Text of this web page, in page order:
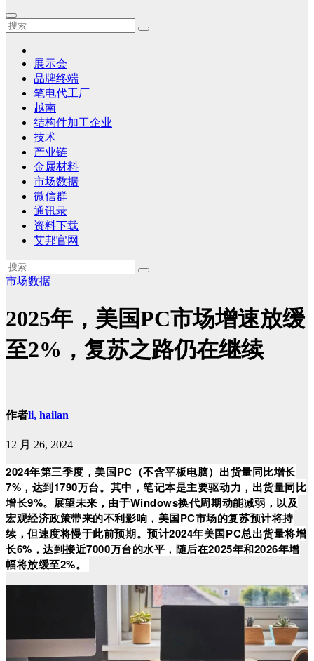
展示会
品牌终端
笔电代工厂
越南
结构件加工企业
技术
产业链
金属材料
市场数据
微信群
通讯录
资料下载
艾邦官网
市场数据
2025年，美国PC市场增速放缓
至2%，复苏之路仍在继续
作者li, hailan
12 月 26, 2024
2024年第三季度，美国PC（不含平板电脑）出货量同比增长
7%，达到1790万台。其中，笔记本是主要驱动力，出货量同比
增长9%。展望未来，由于Windows换代周期动能减弱，以及
宏观经济政策带来的不利影响，美国PC市场的复苏预计将持
续，但速度将慢于此前预期。预计2024年美国PC总出货量将增
长6%，达到接近7000万台的水平，随后在2025年和2026年增
幅将放缓至2%。